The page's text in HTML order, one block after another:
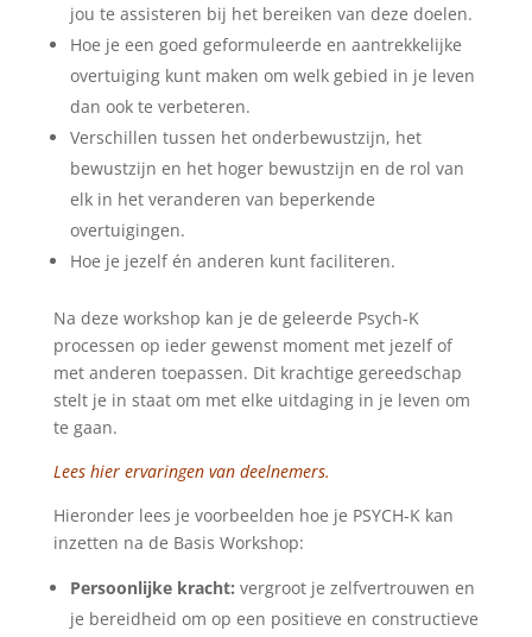
jou te assisteren bij het bereiken van deze doelen.
Hoe je een goed geformuleerde en aantrekkelijke
overtuiging kunt maken om welk gebied in je leven
dan ook te verbeteren.
Verschillen tussen het onderbewustzijn, het
bewustzijn en het hoger bewustzijn en de rol van
elk in het veranderen van beperkende
overtuigingen.
Hoe je jezelf én anderen kunt faciliteren.
Na deze workshop kan je de geleerde Psych-K
processen op ieder gewenst moment met jezelf of
met anderen toepassen. Dit krachtige gereedschap
stelt je in staat om met elke uitdaging in je leven om
te gaan.
Lees hier ervaringen van deelnemers.
Hieronder lees je voorbeelden hoe je PSYCH-K kan
inzetten na de Basis Workshop:
Persoonlijke kracht: vergroot je zelfvertrouwen en
je bereidheid om op een positieve en constructieve